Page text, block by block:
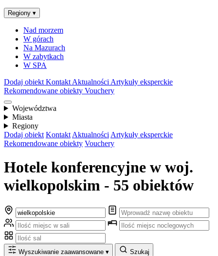
Regiony ▾
Nad morzem
W górach
Na Mazurach
W zabytkach
W SPA
Dodaj obiekt Kontakt Aktualności Artykuły eksperckie
Rekomendowane obiekty Vouchery
Województwa
Miasta
Regiony
Dodaj obiekt Kontakt Aktualności Artykuły eksperckie
Rekomendowane obiekty Vouchery
Hotele konferencyjne w woj.
wielkopolskim - 55 obiektów
Wyszukiwanie zaawansowane ▾ Szukaj